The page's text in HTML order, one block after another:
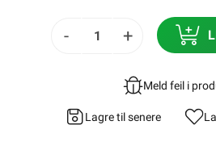
- +
Meld feil i
Lagre til senere